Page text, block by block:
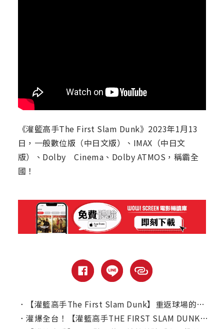
《灌籃高手The First Slam Dunk》2023年1月13
日，一般數位版（中日文版）、IMAX（中日文
版）、Dolby Cinema、Dolby ATMOS，稱霸全
國！
．
【灌籃高手The First Slam Dunk】重返球場的熱血時分！｜本周上線、電視首播推薦
． 灌爆全台！【灌籃高手THE FIRST SLAM DUNK】中配版狂飆破億！